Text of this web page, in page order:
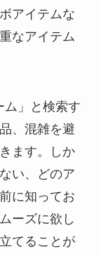
アイテムな
なアイテム
ム」と検索す
、混雑を避
ます。しか
い、どのア
に知ってお
ーズに欲し
てることが